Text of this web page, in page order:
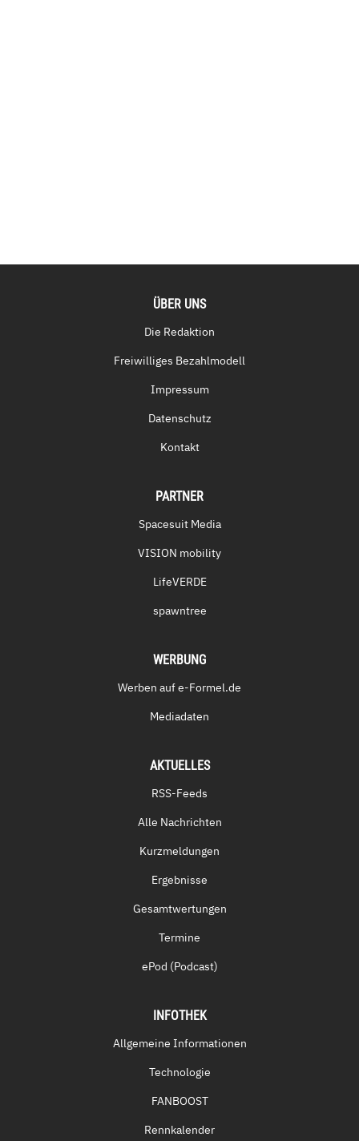
ÜBER UNS
Die Redaktion
Freiwilliges Bezahlmodell
Impressum
Datenschutz
Kontakt
PARTNER
Spacesuit Media
VISION mobility
LifeVERDE
spawntree
WERBUNG
Werben auf e-Formel.de
Mediadaten
AKTUELLES
RSS-Feeds
Alle Nachrichten
Kurzmeldungen
Ergebnisse
Gesamtwertungen
Termine
ePod (Podcast)
INFOTHEK
Allgemeine Informationen
Technologie
FANBOOST
Rennkalender